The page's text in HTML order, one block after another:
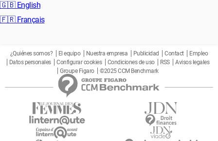
🇬🇧 English
🇫🇷 Français
¿Quiénes somos? El equipo Nuestra empresa Publicidad Contact
Empleo
Datos personales
Configurar cookies Condiciones de uso RSS
Avisos legales
Groupe Figaro
©2025 CCM Benchmark